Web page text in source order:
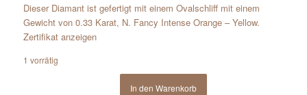
Dieser Diamant ist gefertigt mit einem Ovalschliff mit einem
Gewicht von 0.33 Karat, N. Fancy Intense Orange – Yellow.
Zertifikat anzeigen
1 vorrätig
In den Warenkorb